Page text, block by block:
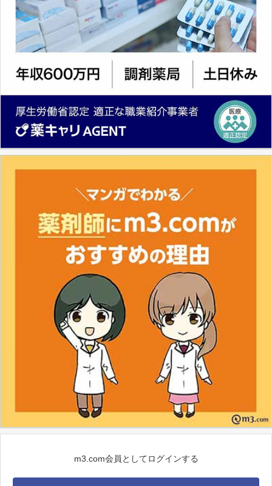
m3.com会員としてログインする